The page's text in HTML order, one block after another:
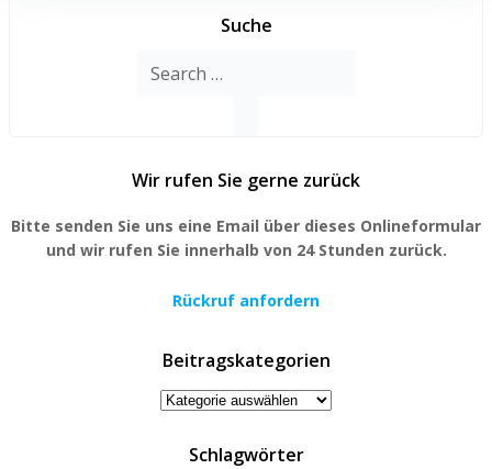
Suche
Search
Wir rufen Sie gerne zurück
Bitte senden Sie uns eine Email über dieses Onlineformular
und wir rufen Sie innerhalb von 24 Stunden zurück.
Rückruf anfordern
Beitragskategorien
Beitragskategorien
Schlagwörter